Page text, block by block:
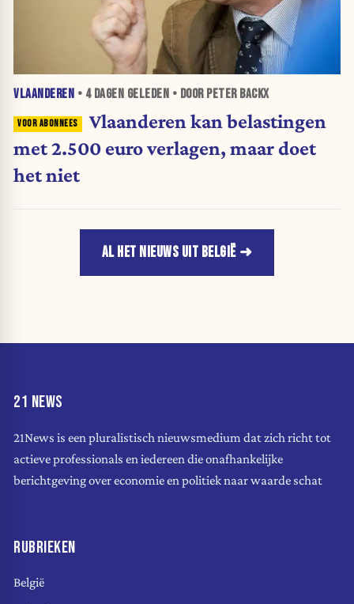
VLAANDEREN • 4 DAGEN GELEDEN • DOOR PETER BACKX
Vlaanderen kan belastingen
met 2.500 euro verlagen, maar doet
het niet
AL HET NIEUWS UIT BELGIË
21 NEWS
21News is een pluralistisch nieuwsmedium dat zich richt tot
actieve professionals en iedereen die onafhankelijke
berichtgeving over economie en politiek naar waarde schat
RUBRIEKEN
België